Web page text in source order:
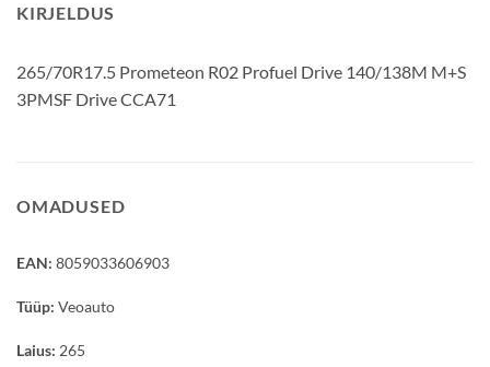
KIRJELDUS
265/70R17.5 Prometeon R02 Profuel Drive 140/138M M+S
3PMSF Drive CCA71
OMADUSED
EAN: 8059033606903
Tüüp: Veoauto
Laius: 265